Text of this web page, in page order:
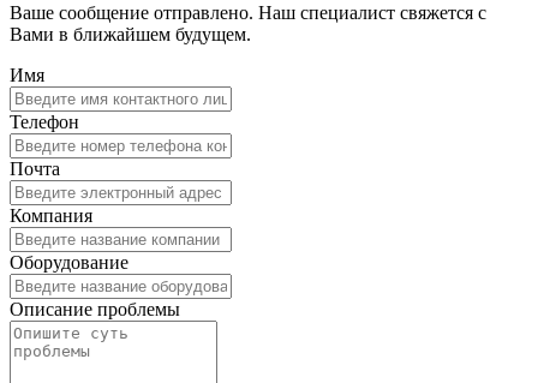
Ваше сообщение отправлено. Наш специалист свяжется с
Вами в ближайшем будущем.
Имя
Телефон
Почта
Компания
Оборудование
Описание проблемы